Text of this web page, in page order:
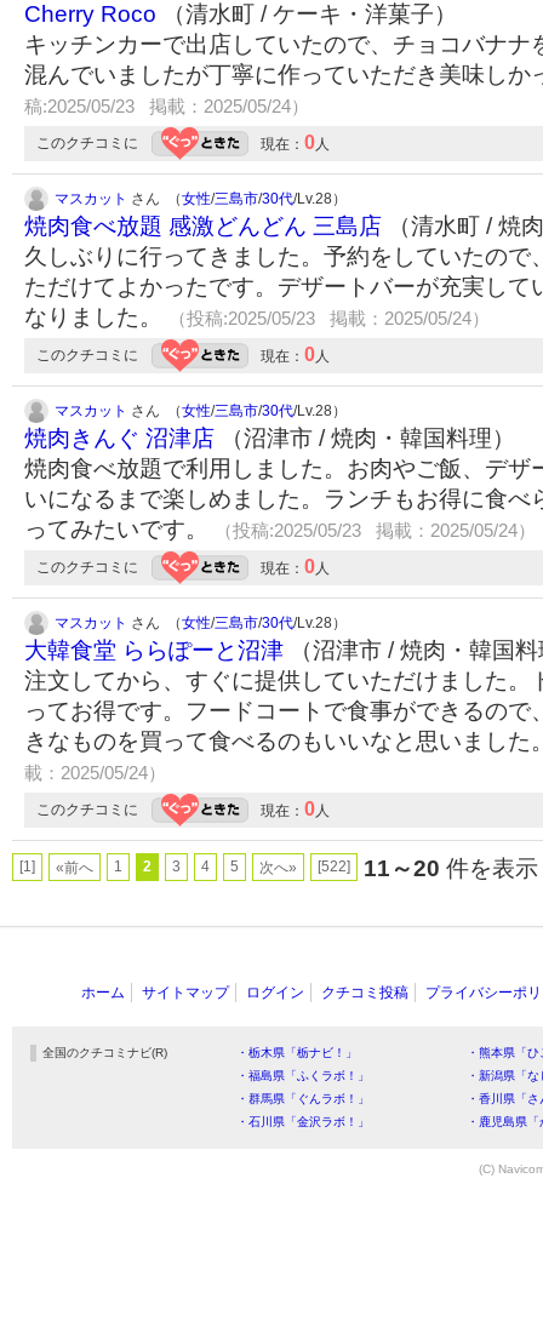
Cherry Roco （清水町 / ケーキ・洋菓子）
キッチンカーで出店していたので、チョコバナナ
混んでいましたが丁寧に作っていただき美味しか
稿:2025/05/23 掲載：2025/05/24）
このクチコミに 現在： 0人
マスカット さん （女性/三島市/30代/Lv.28）
焼肉食べ放題 感激どんどん 三島店 （清水町 / 焼
久しぶりに行ってきました。予約をしていたので
ただけてよかったです。デザートバーが充実して
なりました。
（投稿:2025/05/23 掲載：2025/05/24）
このクチコミに 現在： 0人
マスカット さん （女性/三島市/30代/Lv.28）
焼肉きんぐ 沼津店 （沼津市 / 焼肉・韓国料理）
焼肉食べ放題で利用しました。お肉やご飯、デザ
いになるまで楽しめました。ランチもお得に食べ
ってみたいです。
（投稿:2025/05/23 掲載：2025/05/24）
このクチコミに 現在： 0人
マスカット さん （女性/三島市/30代/Lv.28）
大韓食堂 ららぽーと沼津 （沼津市 / 焼肉・韓国
注文してから、すぐに提供していただけました。
ってお得です。フードコートで食事ができるので
きなものを買って食べるのもいいなと思いました
載：2025/05/24）
このクチコミに 現在： 0人
[1] «前へ 1 2 3 4 5 次へ» [522] 11～20 件を表
ホーム サイトマップ ログイン クチコミ投稿 プライバシーポ
全国のクチコミナビ(R) ・栃木県「栃ナビ！」
・熊本県「
・福島県「ふくラボ！」
・新潟県「
・群馬県「ぐんラボ！」
・香川県「
・石川県「金沢ラボ！」
・鹿児島県
(C)